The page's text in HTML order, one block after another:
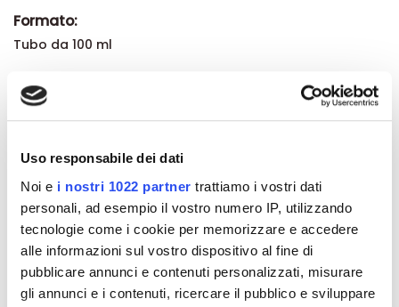
Uso responsabile dei dati
Noi e i nostri 1022 partner trattiamo i vostri dati
personali, ad esempio il vostro numero IP, utilizzando
tecnologie come i cookie per memorizzare e accedere
alle informazioni sul vostro dispositivo al fine di
pubblicare annunci e contenuti personalizzati, misurare
gli annunci e i contenuti, ricercare il pubblico e sviluppare
Formato:
Tubo da 100 ml
Dettagli del prodotto
Recensioni
Altri prodotti che potrebbero
interessarti